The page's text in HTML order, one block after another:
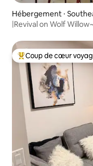
Hébergement ⋅
|Revival on Wolf
Coups de cœur
Coup de cœur